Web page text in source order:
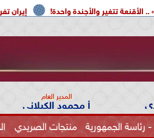
إيران تفرض شروطها واحدة!
المدير العام
أ محمود الكيلاني
- رئاسة الجمهورية منتجات الصريدي